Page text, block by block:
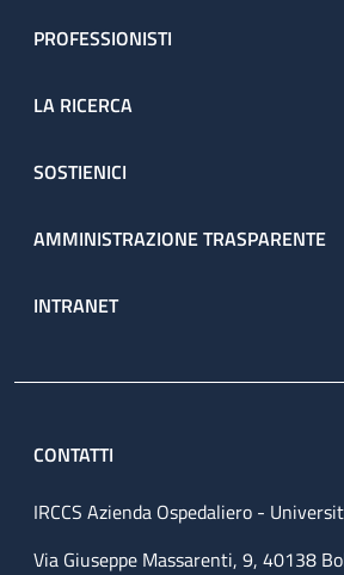
PROFESSIONISTI
LA RICERCA
SOSTIENICI
AMMINISTRAZIONE TRASPARENTE
INTRANET
CONTATTI
IRCCS Azienda Ospedaliero -
Via Giuseppe Massarenti, 9, 40138